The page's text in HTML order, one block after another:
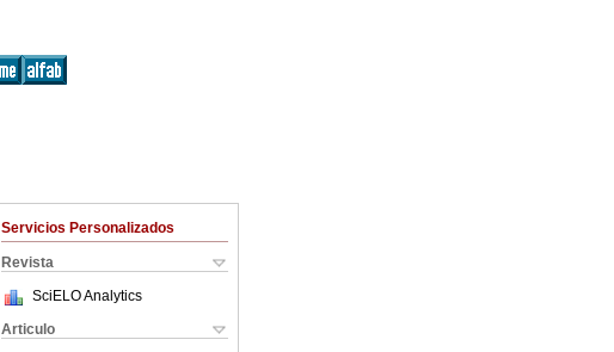
Servicios Personalizados
Revista
SciELO Analytics
Articulo